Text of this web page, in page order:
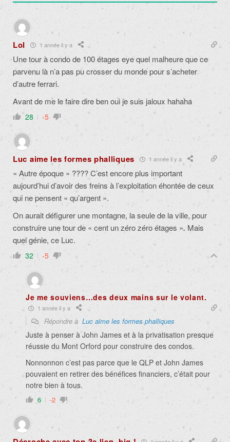
Lol 1 année il y a
Une tour à condo de 100 étages eye quel malheure que ce
parvenu là n’a pas pu crosser du monde pour s’acheter
d’autre ferrari.
Avant de me le faire dire ben oui je suis jaloux hahaha
28 -5
Luc aime les formes phalliques 1 année il y a
« Autre époque » ???? C’est encore plus important
aujourd’hui d’avoir des freins à l’exploitation éhontée de ceux
qui ne pensent « qu’argent ».
On aurait défigurer une montagne, la seule de la ville, pour
construire une tour de « cent un zéro zéro étages ». Mais
quel génie, ce Luc.
32 -5
Je me souviens…des deux mains sur le volant.
1 année il y a
Répondre à Luc aime les formes phalliques
Juste à penser à John James et à la privatisation presque
réussie du Mont Orford pour construire des condos.
Nonnonnon c’est pas parce que le QLP et John James
pouvaient en retirer des bénéfices financiers, c’était pour
notre bien à tous.
6 -2